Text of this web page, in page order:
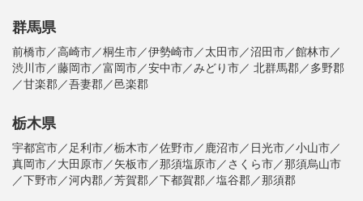
群馬県
前橋市／高崎市／桐生市／伊勢崎市／太田市／沼田市／館林市／
渋川市／藤岡市／富岡市／安中市／みどり市／ 北群馬郡／多野郡
／甘楽郡／吾妻郡／邑楽郡
栃木県
宇都宮市／足利市／栃木市／佐野市／鹿沼市／日光市／小山市／
真岡市／大田原市／矢板市／那須塩原市／さくら市／那須烏山市
／下野市／河内郡／芳賀郡／下都賀郡／塩谷郡／那須郡